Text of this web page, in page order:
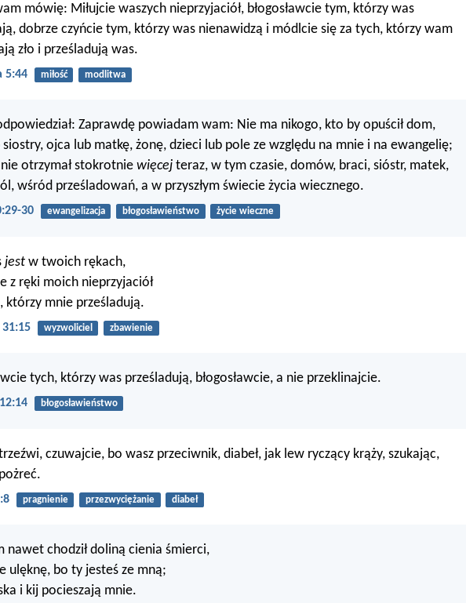
mówię: Miłujcie waszych nieprzyjaciół, błogosławcie tym, którzy was
dobrze czyńcie tym, którzy was nienawidzą i módlcie się za tych, którzy wam
zło i prześladują was.
5:44 miłość modlitwa
Zaprawdę powiadam wam: Nie ma nikogo, kto by opuścił dom,
ojca lub matkę, żonę, dzieci lub pole ze względu na mnie i na ewangelię;
otrzymał stokrotnie więcej teraz, w tym czasie, domów, braci, sióstr, matek,
wśród prześladowań, a w przyszłym świecie życia wiecznego.
30 ewangelizacja błogosławieństwo życie wieczne
jest w twoich rękach,
z ręki moich nieprzyjaciół
którzy mnie prześladują.
31:15 wyzwoliciel zbawienie
tych, którzy was prześladują, błogosławcie, a nie przeklinajcie.
błogosławieństwo
czuwajcie, bo wasz przeciwnik, diabeł, jak lew ryczący krąży, szukając,
pragnienie przezwyciężanie diabeł
nawet chodził doliną cienia śmierci,
ulęknę, bo ty jesteś ze mną;
i kij pocieszają mnie.